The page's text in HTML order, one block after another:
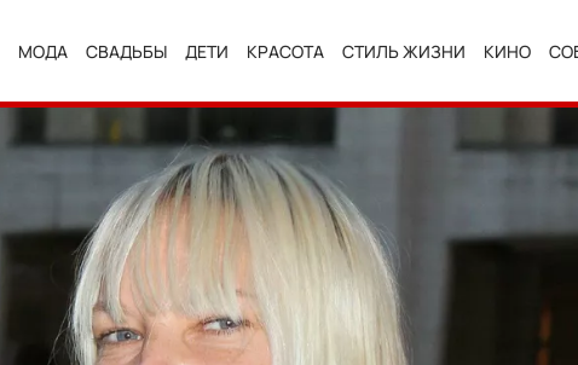
МОДА СВАДЬБЫ ДЕТИ КРАСОТА СТИЛЬ ЖИЗНИ КИНО